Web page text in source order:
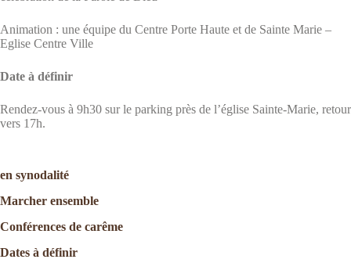
Animation : une équipe du Centre Porte Haute et de Sainte Marie –
Eglise Centre Ville
Date à définir
Rendez-vous à 9h30 sur le parking près de l’église Sainte-Marie, retour
vers 17h.
en synodalité
Marcher ensemble
Conférences de carême
Dates à définir